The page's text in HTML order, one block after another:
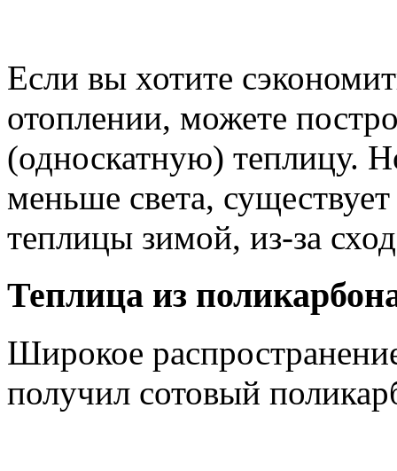
Если вы хотите
отоплении, можете
(односкатную) теплицу.
меньше света,
теплицы зимой, из-за
Теплица из
Широкое
получил сотовый